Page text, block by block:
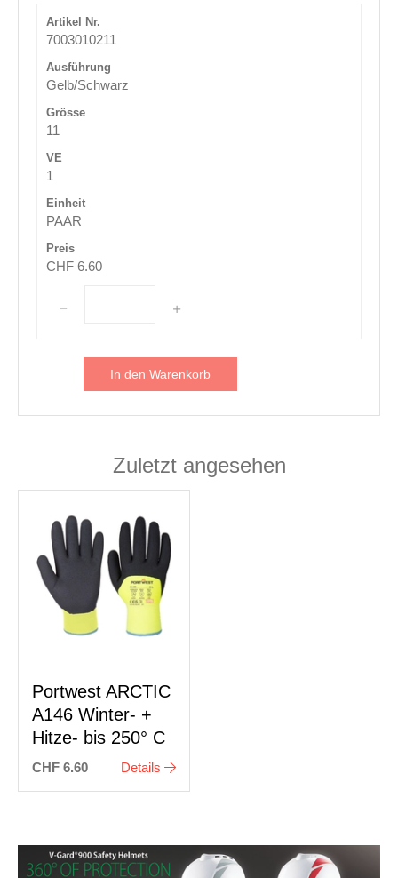
7003010211
Gelb/Schwarz
11
1
PAAR
CHF 6.60
In den Warenkorb
Zuletzt angesehen
Portwest ARCTIC
A146 Winter- +
Hitze- bis 250° C
CHF 6.60 Details